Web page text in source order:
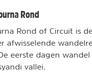
Rond
Rond of Circuit is
afwisselende
eerste dagen
vallei.